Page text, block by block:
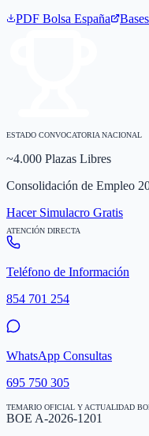
PDF Bolsa España
ESTADO CONVOCATORIA NACIONAL
~4.000 Plazas Libres
Consolidación de Empleo
Hacer Simulacro Gratis
ATENCIÓN DIRECTA
Teléfono de Información
854 701 254
WhatsApp Consultas
695 750 305
TEMARIO OFICIAL Y ACTUALIDAD
BOE A-2026-1201